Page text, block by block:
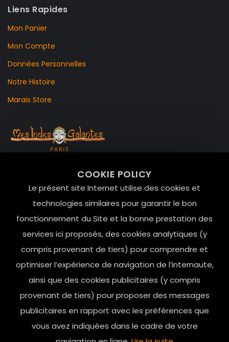
COOKIE POLICY
Le présent site Internet utilise des cookies et
technologies similaires pour garantir le bon
fonctionnement du Site et la bonne prestation des
services ici proposés, des cookies analytiques (y
compris provenant de tiers) pour comprendre et
optimiser l’expérience de navigation de l’internaute,
ainsi que des cookies publicitaires (y compris
provenant de tiers) pour proposer des messages
publicitaires en rapport avec les préférences que
vous avez indiquées dans le cadre de votre
Liens Rapides
Mon Panier
Mon Compte
Données Personnelles
Notre Histoire
Marais Store
Le Marais, 75004 Paris
contact@mesindesgalantes.com
01.42.72.42.51